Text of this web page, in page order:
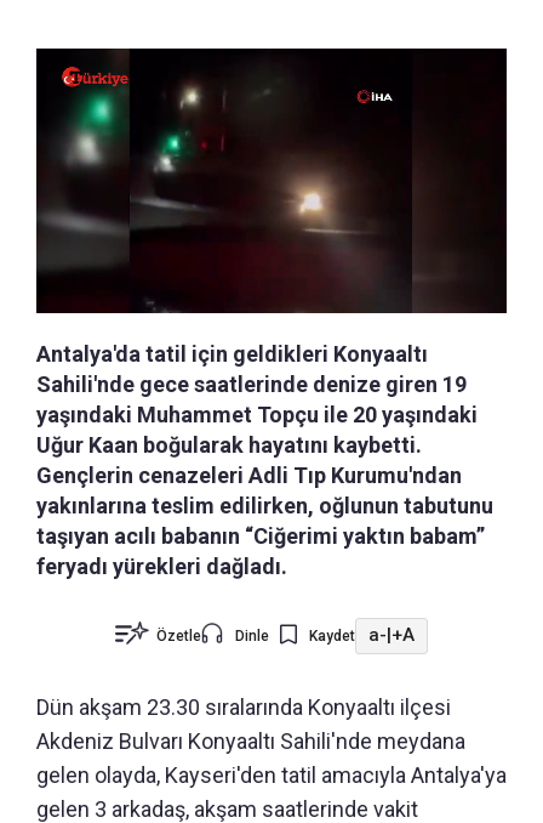
Antalya'da tatil için geldikleri Konyaaltı
Sahili'nde gece saatlerinde denize giren 19
yaşındaki Muhammet Topçu ile 20 yaşındaki
Uğur Kaan boğularak hayatını kaybetti.
Gençlerin cenazeleri Adli Tıp Kurumu'ndan
yakınlarına teslim edilirken, oğlunun tabutunu
taşıyan acılı babanın “Ciğerimi yaktın babam”
feryadı yürekleri dağladı.
Özetle Dinle Kaydet a-|+A
Dün akşam 23.30 sıralarında Konyaaltı ilçesi
Akdeniz Bulvarı Konyaaltı Sahili'nde meydana
gelen olayda, Kayseri'den tatil amacıyla Antalya'ya
gelen 3 arkadaş, akşam saatlerinde vakit